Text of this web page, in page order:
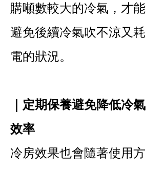
購噸數較大的冷氣，才能
避免後續冷氣吹不涼又耗
電的狀況。
｜定期保養避免降低冷氣
效率
冷房效果也會隨著使用方